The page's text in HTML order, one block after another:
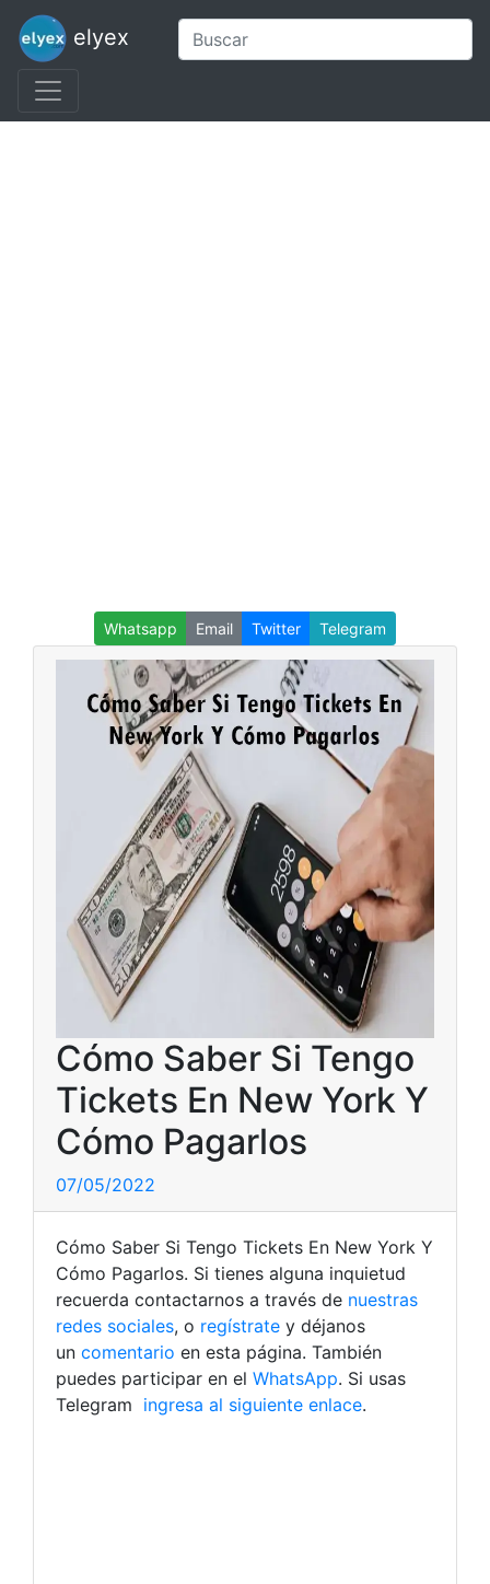
elyex
Whatsapp Email Twitter Telegram
Cómo Saber Si Tengo
Tickets En New York Y
Cómo Pagarlos
07/05/2022
Cómo Saber Si Tengo Tickets En New York Y
Cómo Pagarlos. Si tienes alguna inquietud
recuerda contactarnos a través de nuestras
redes sociales, o regístrate y déjanos
un comentario en esta página. También
puedes participar en el WhatsApp. Si usas
Telegram ingresa al siguiente enlace.